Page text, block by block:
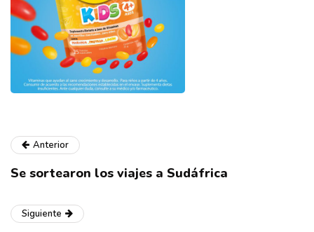
Anterior
Se sortearon los viajes a Sudáfrica
Siguiente